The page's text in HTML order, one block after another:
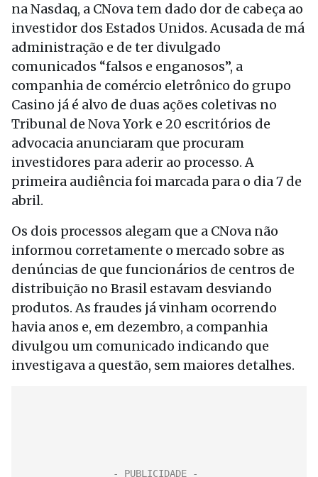
na Nasdaq, a CNova tem dado dor de cabeça ao
investidor dos Estados Unidos. Acusada de má
administração e de ter divulgado
comunicados “falsos e enganosos”, a
companhia de comércio eletrônico do grupo
Casino já é alvo de duas ações coletivas no
Tribunal de Nova York e 20 escritórios de
advocacia anunciaram que procuram
investidores para aderir ao processo. A
primeira audiência foi marcada para o dia 7 de
abril.
Os dois processos alegam que a CNova não
informou corretamente o mercado sobre as
denúncias de que funcionários de centros de
distribuição no Brasil estavam desviando
produtos. As fraudes já vinham ocorrendo
havia anos e, em dezembro, a companhia
divulgou um comunicado indicando que
investigava a questão, sem maiores detalhes.